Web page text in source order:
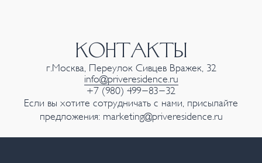
КОНТАКТЫ
г.Москва, Переулок Сивцев Вражек, 32
info@priveresidence.ru
+7 (980) 499-83-32
Если вы хотите сотрудничать с нами, присылайте
предложения: marketing@priveresidence.ru